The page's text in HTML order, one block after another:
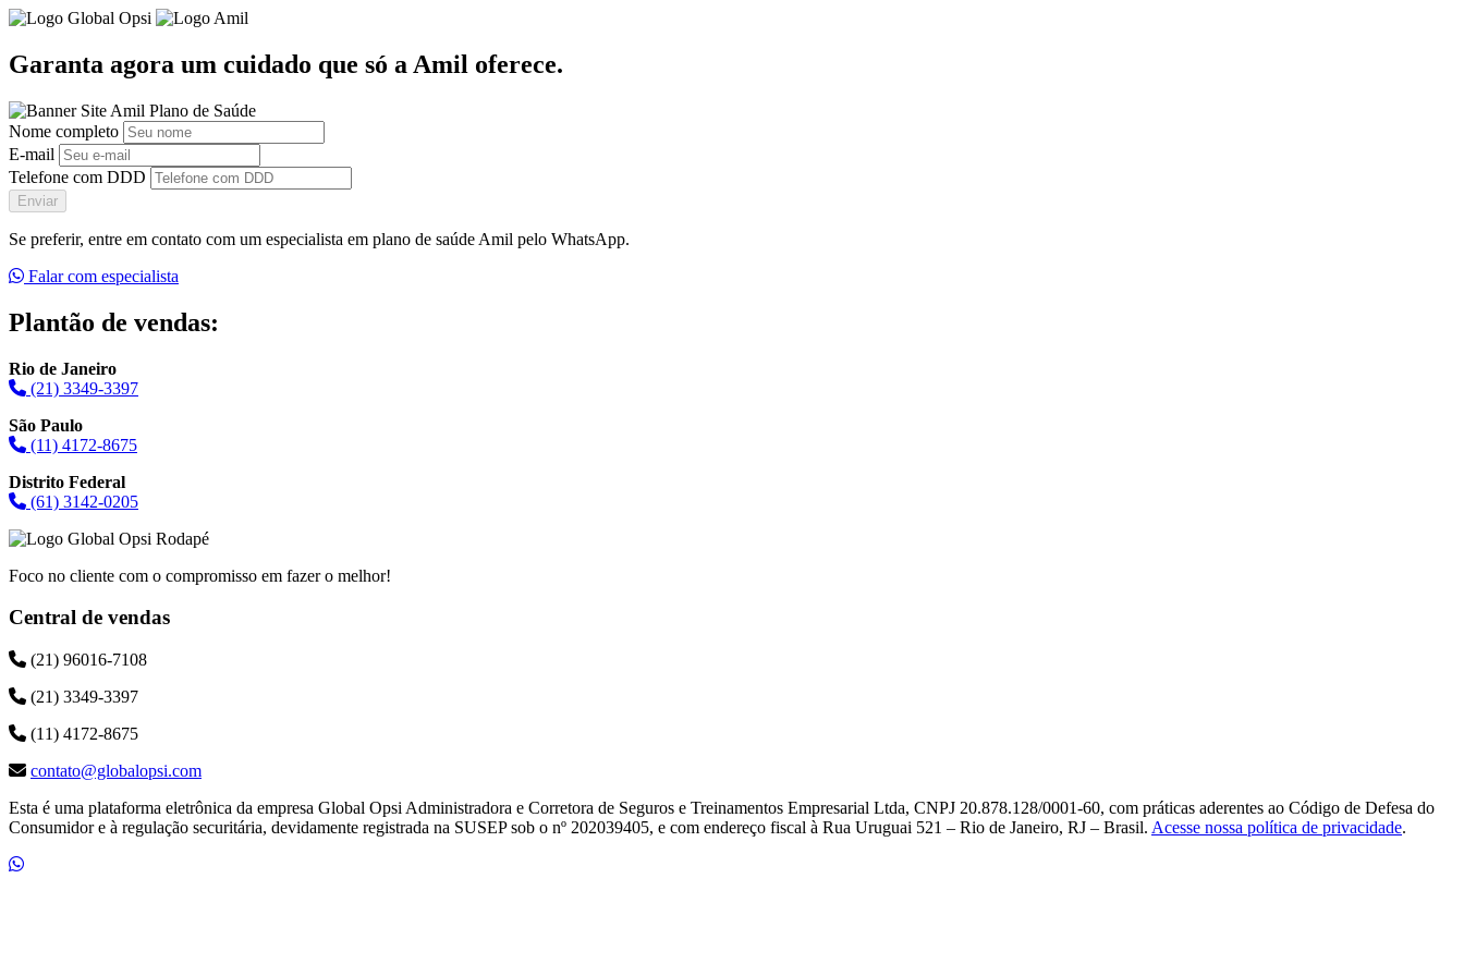
Garanta agora um cuidado que só a Amil oferece.
Nome completo
E-mail
Telefone com DDD
Enviar
Se preferir, entre em contato com um especialista em plano de saúde Amil pelo WhatsApp.
Falar com especialista
Plantão de vendas:
Rio de Janeiro
(21) 3349-3397
São Paulo
(11) 4172-8675
Distrito Federal
(61) 3142-0205
Foco no cliente com o compromisso em fazer o melhor!
Central de vendas
(21) 96016-7108
(21) 3349-3397
(11) 4172-8675
contato@globalopsi.com
Esta é uma plataforma eletrônica da empresa Global Opsi Administradora e Corretora de Seguros e Treinamentos Empresarial Ltda, CNPJ 20.878.128/0001-60, com práticas aderentes ao Código de Defesa do
Consumidor e à regulação securitária, devidamente registrada na SUSEP sob o nº 202039405, e com endereço fiscal à Rua Uruguai 521 – Rio de Janeiro, RJ – Brasil. Acesse nossa política de privacidade.